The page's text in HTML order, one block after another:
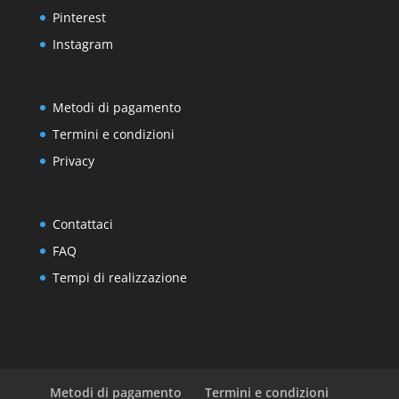
Pinterest
Instagram
Metodi di pagamento
Termini e condizioni
Privacy
Contattaci
FAQ
Tempi di realizzazione
Metodi di pagamento Termini e condizioni